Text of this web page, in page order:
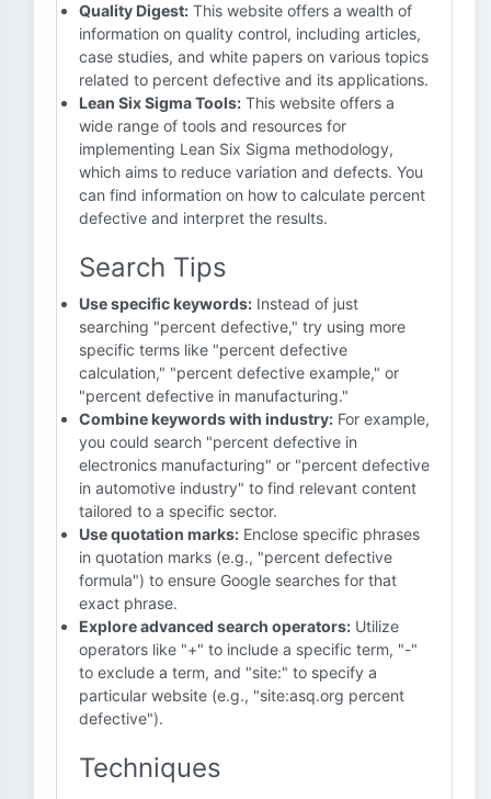
Quality Digest: This website offers a wealth of
information on quality control, including articles,
case studies, and white papers on various topics
related to percent defective and its applications.
Lean Six Sigma Tools: This website offers a
wide range of tools and resources for
implementing Lean Six Sigma methodology,
which aims to reduce variation and defects. You
can find information on how to calculate percent
defective and interpret the results.
Search Tips
Use specific keywords: Instead of just
searching "percent defective," try using more
specific terms like "percent defective
calculation," "percent defective example," or
"percent defective in manufacturing."
Combine keywords with industry: For example,
you could search "percent defective in
electronics manufacturing" or "percent defective
in automotive industry" to find relevant content
tailored to a specific sector.
Use quotation marks: Enclose specific phrases
in quotation marks (e.g., "percent defective
formula") to ensure Google searches for that
exact phrase.
Explore advanced search operators: Utilize
operators like "+" to include a specific term, "-"
to exclude a term, and "site:" to specify a
particular website (e.g., "site:asq.org percent
defective").
Techniques